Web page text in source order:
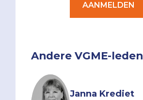
AANMELDEN
Andere VGME-leden
Janna Krediet